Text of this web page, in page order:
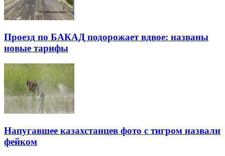
Проезд по БАКАД подорожает вдвое: названы
новые тарифы
Напугавшее казахстанцев фото с тигром назвали
фейком